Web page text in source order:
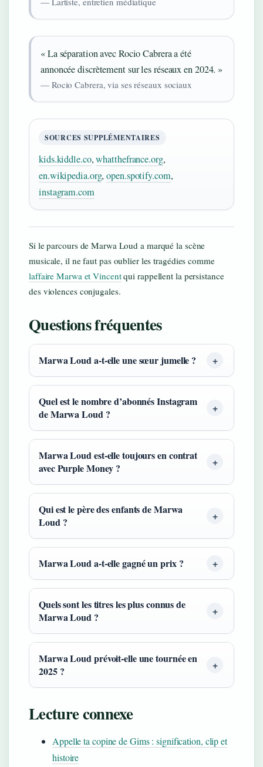
« La séparation avec Rocio Cabrera a été
annoncée discrètement sur les réseaux en 2024. »
— Rocio Cabrera, via ses réseaux sociaux
SOURCES SUPPLÉMENTAIRES
kids.kiddle.co,whatthefrance.org,
en.wikipedia.org,open.spotify.com,
instagram.com
Si le parcours de Marwa Loud a marqué la scène
musicale, il ne faut pas oublier les tragédies comme
laffaire Marwa et Vincentqui rappellent la persistance
des violences conjugales.
Questions fréquentes
Marwa Loud a-t-elle une sœur jumelle ?
Quel est le nombre d’abonnés Instagram
de Marwa Loud ?
Marwa Loud est-elle toujours en contrat
avec Purple Money ?
Qui est le père des enfants de Marwa
Loud ?
Marwa Loud a-t-elle gagné un prix ?
Quels sont les titres les plus connus de
Marwa Loud ?
Marwa Loud prévoit-elle une tournée en
2025 ?
Lecture connexe
Appelle ta copine de Gims : signification, clip et
histoire